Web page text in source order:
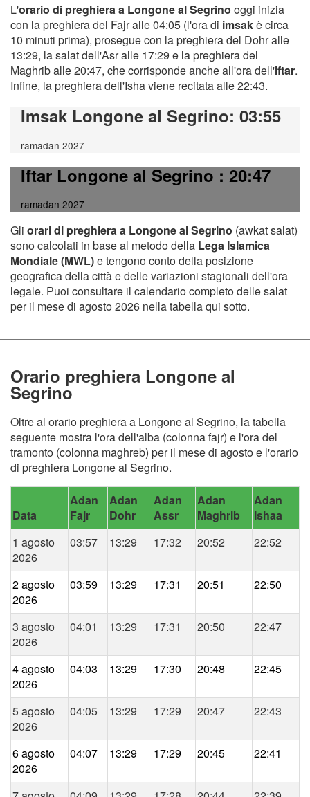
L'orario di preghiera a Longone al Segrino oggi inizia
con la preghiera del Fajr alle 04:05 (l'ora di imsakè circa
10 minuti prima), prosegue con la preghiera del Dohr alle
13:29, la salat dell'Asr alle 17:29 e la preghiera del
Maghrib alle 20:47, che corrisponde anche all'ora dell'iftar.
Infine, la preghiera dell'Isha viene recitata alle 22:43.
Imsak Longone al Segrino: 03:55
ramadan 2027
Iftar Longone al Segrino: 20:47
ramadan 2027
Gli orari di preghiera a Longone al Segrino (awkat salat)
sono calcolati in base al metodo della Lega Islamica
Mondiale (MWL)e tengono conto della posizione
geografica della città e delle variazioni stagionali dell'ora
legale. Puoi consultare il calendario completo delle salat
per il mese di agosto 2026 nella tabella qui sotto.
Orario preghiera Longone al
Segrino
Oltre al orario preghiera a Longone al Segrino, la tabella
seguente mostra l'ora dell'alba (colonna fajr) e l'ora del
tramonto (colonna maghreb) per il mese di agosto e l'orario
di preghiera Longone al Segrino.
Data
Adan
Fajr
Adan
Dohr
Adan
Assr
Adan
Maghrib
Adan
Ishaa
1 agosto
2026
03:57 13:29 17:32 20:52 22:52
2 agosto
2026
03:59 13:29 17:31 20:51 22:50
3 agosto
2026
04:01 13:29 17:31 20:50 22:47
4 agosto
2026
04:03 13:29 17:30 20:48 22:45
5 agosto
2026
04:05 13:29 17:29 20:47 22:43
6 agosto
2026
04:07 13:29 17:29 20:45 22:41